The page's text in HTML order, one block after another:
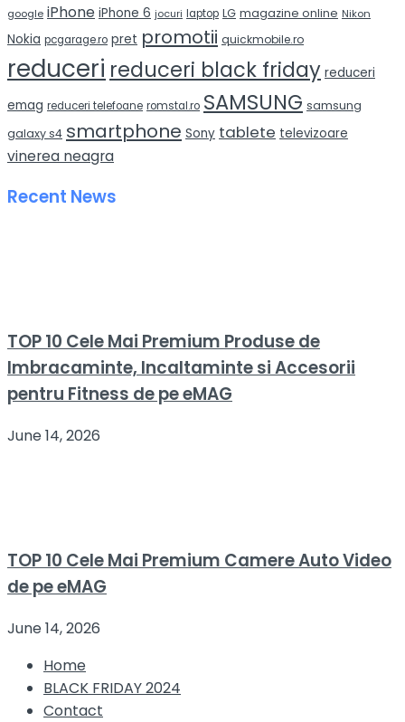
google iPhone iPhone 6 jocuri laptop LG magazine online Nikon
Nokia pcgarage.ro pret promotii quickmobile.ro
reduceri reduceri black friday reduceri
emag reduceri telefoane romstal.ro SAMSUNG samsung
galaxy s4 smartphone Sony tablete televizoare
vinerea neagra
Recent News
TOP 10 Cele Mai Premium Produse de
Imbracaminte, Incaltaminte si Accesorii
pentru Fitness de pe eMAG
June 14, 2026
TOP 10 Cele Mai Premium Camere Auto Video
de pe eMAG
June 14, 2026
Home
BLACK FRIDAY 2024
Contact